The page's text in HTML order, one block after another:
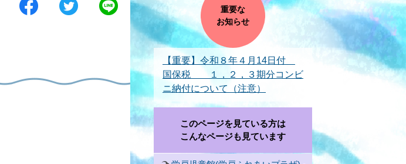
シ
ツ
L
重要な
お知らせ
【重要】令和８年４月14日付
国保税 １，２，３期分コンビ
ニ納付について（注意）
このページを見ている方は
こんなページも見ています